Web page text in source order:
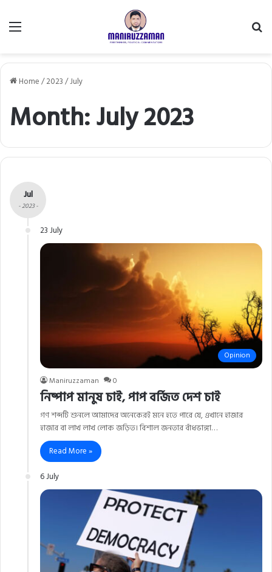
Menu
Home/2023/July
Month:July 2023
Jul
- 2023 -
23 July
Opinion
Maniruzzaman 0
নিষ্পাপ মানুষ চাই, পাপ বর্জিত দেশ চাই
গণ শব্দটি শুনলে আমাদের অনেকেরই মনে হতে পারে যে, এখানে হাজার
হাজার বা লাখ লাখ লোক জড়িত। বিশাল জনতার বাঁধভাঙ্গা…
Read More »
6 July